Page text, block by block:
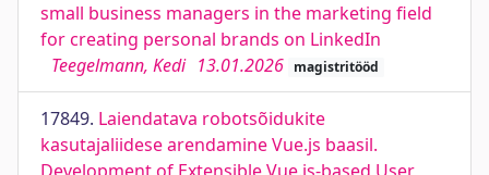
small business managers in the marketing field
for creating personal brands on LinkedIn
Teegelmann, Kedi 13.01.2026 magistritööd
17849. Laiendatava robotsõidukite
kasutajaliidese arendamine Vue.js baasil.